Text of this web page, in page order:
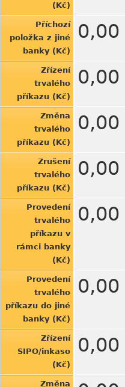
(Kč)
Příchozí
položka z jiné
banky (Kč)
0,00
Zřízení
trvalého
příkazu (Kč)
0,00
Změna
trvalého
příkazu (Kč)
0,00
Zrušení
trvalého
příkazu (Kč)
0,00
Provedení
trvalého
příkazu v
rámci banky
(Kč)
0,00
Provedení
trvalého
příkazu do jiné
banky (Kč)
0,00
Zřízení
SIPO/inkaso
(Kč)
0,00
Změna